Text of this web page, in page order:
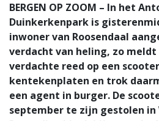
BERGEN OP ZOOM – In het
Duinkerkenpark is
inwoner van Roosendaal
verdacht van heling, zo meldt
verdachte reed op een
kentekenplaten en trok
een agent in burger. De
september te zijn gestolen in